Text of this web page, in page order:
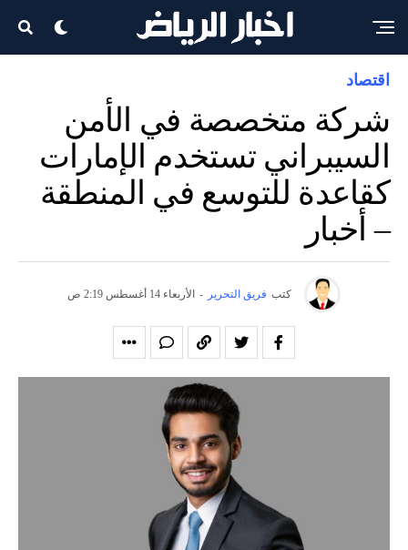
اقتصاد
شركة متخصصة في الأمن
السيبراني تستخدم الإمارات
كقاعدة للتوسع في المنطقة
– أخبار
كتب فريق التحرير - الأربعاء 14 أغسطس 2:19 ص